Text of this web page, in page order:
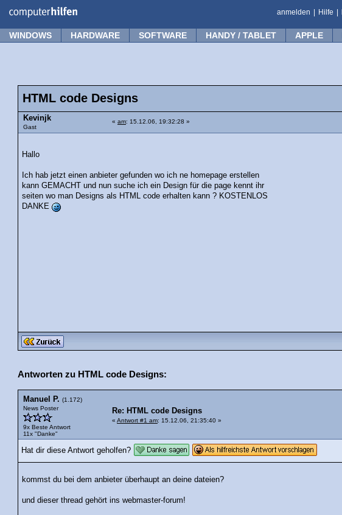
anmelden Hilfe
WINDOWS HARDWARE SOFTWARE HANDY / TABLET APPLE
HTML code Designs
Kevinjk
Gast
« am: 15.12.06, 19:32:28 »
Hallo
Ich hab jetzt einen anbieter gefunden wo ich ne homepage erstellen
kann GEMACHT und nun suche ich ein Design für die page kennt ihr
seiten wo man Designs als HTML code erhalten kann ? KOSTENLOS
DANKE
Antworten zu HTML code Designs:
Manuel P. (1.172)
News Poster
9x Beste Antwort
11x "Danke"
Re: HTML code Designs
« Antwort #1 am: 15.12.06, 21:35:40 »
Hat dir diese Antwort geholfen?
kommst du bei dem anbieter überhaupt an deine dateien?
und dieser thread gehört ins webmaster-forum!